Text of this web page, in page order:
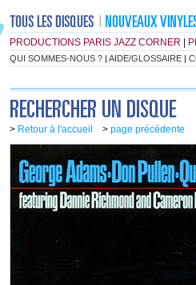
PRODUCTIONS PARIS JAZZ CORNER
QUI SOMMES-NOUS ? | AIDE/GLOSSAIRE |
> Retour à l'accueil > page précédente